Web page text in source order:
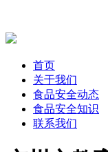
首页
关于我们
食品安全动态
食品安全知识
联系我们